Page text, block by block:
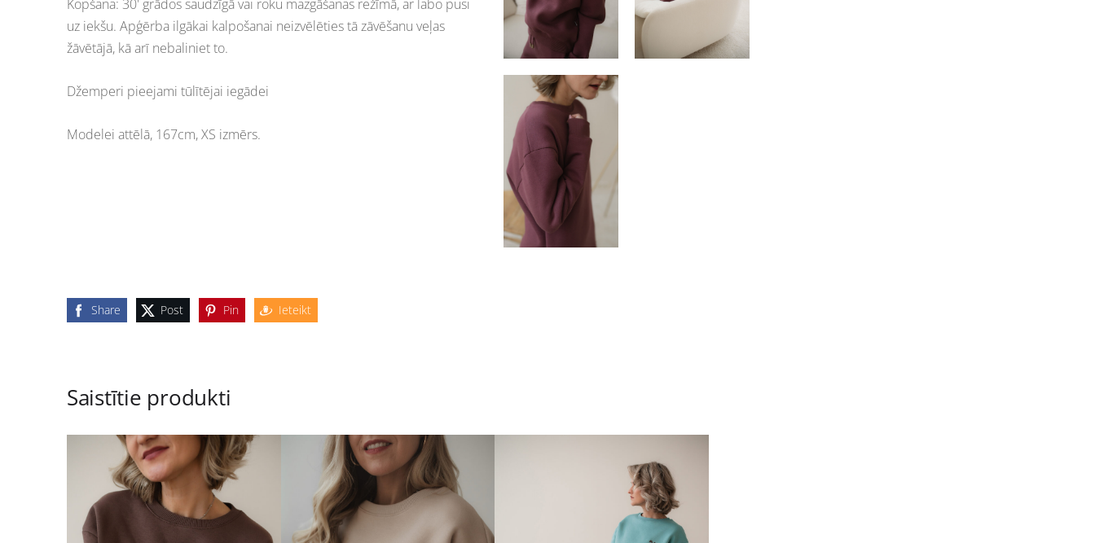
Kopšana: 30' grādos saudzīgā vai roku mazgāšanas režīmā, ar labo pusi
uz iekšu. Apģērba ilgākai kalpošanai neizvēlēties tā zāvēšanu veļas
žāvētājā, kā arī nebaliniet to.
Džemperi pieejami tūlītējai iegādei
Modelei attēlā, 167cm, XS izmērs.
Share Post Pin Ieteikt
Saistītie produkti